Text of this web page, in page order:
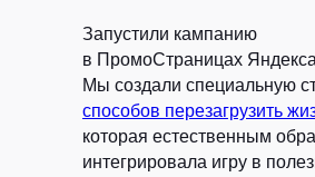
Запустили кампанию
в ПромоСтраницах
Мы создали специальную
способов перезагрузить
которая естественным
интегрировала игру в
РЫБА, 2026
Политика конфиденциальности